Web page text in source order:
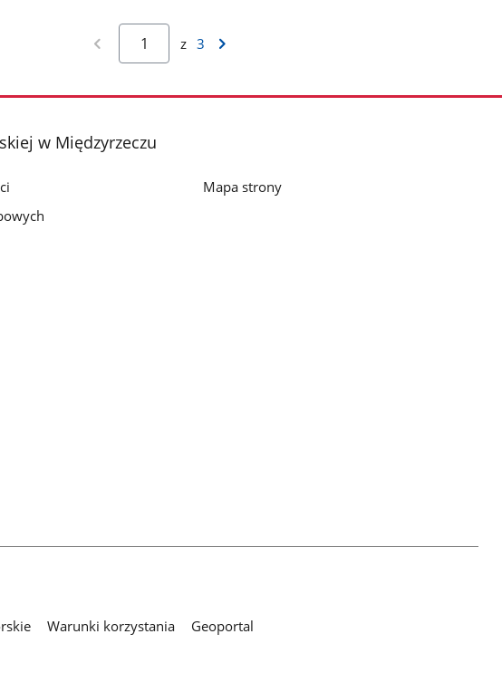
z 3
w Międzyrzeczu
Mapa strony
Warunki korzystania
Geoportal